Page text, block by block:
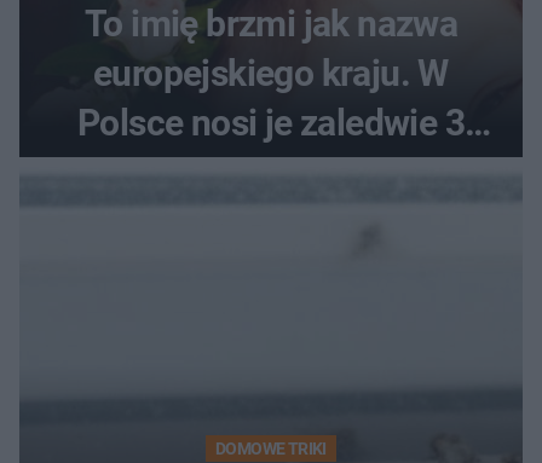
To imię brzmi jak nazwa
europejskiego kraju. W
Polsce nosi je zaledwie 3
kobiety
DOMOWE TRIKI